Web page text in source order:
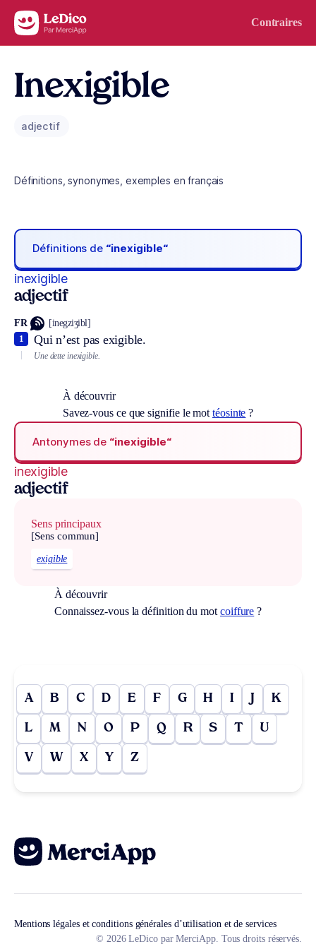
Aller au contenu Contraires
Inexigible
adjectif
Définitions, synonymes, exemples en français
Définitions de “inexigible“
inexigible
adjectif
FR [inegziʒibl]
Qui n’est pas exigible.
1
Une dette inexigible.
À découvrir
Savez-vous ce que signifie le mottéosinte ?
Antonymes de “inexigible“
inexigible
adjectif
Sens principaux
[Sens commun]
exigible
À découvrir
Connaissez-vous la définition du mot coiffure ?
A B C D E F G H I J K
L M N O P Q R S T U
V W X Y Z
Mentions légales et conditions générales d’utilisation et de services
© 2026 LeDico par MerciApp. Tous droits réservés.